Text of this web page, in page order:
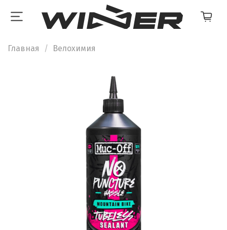
Главная Велохимия